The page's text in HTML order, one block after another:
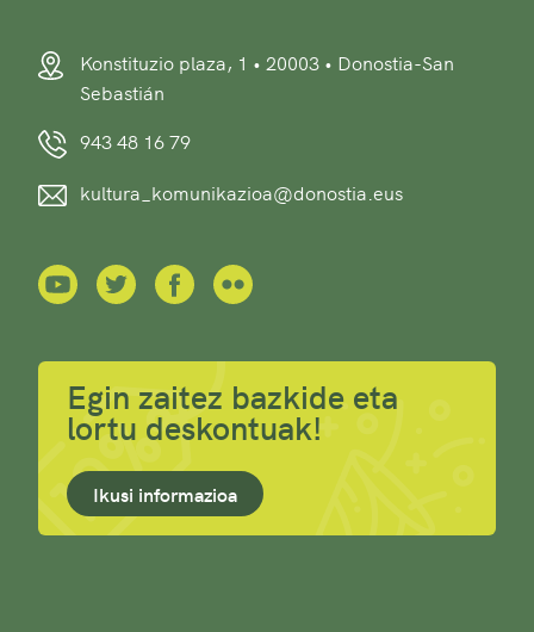
Konstituzio plaza, 1 • 20003 • Donostia-San
Sebastián
943 48 16 79
kultura_komunikazioa@donostia.eus
Egin zaitez bazkide eta
lortu deskontuak!
Ikusi informazioa